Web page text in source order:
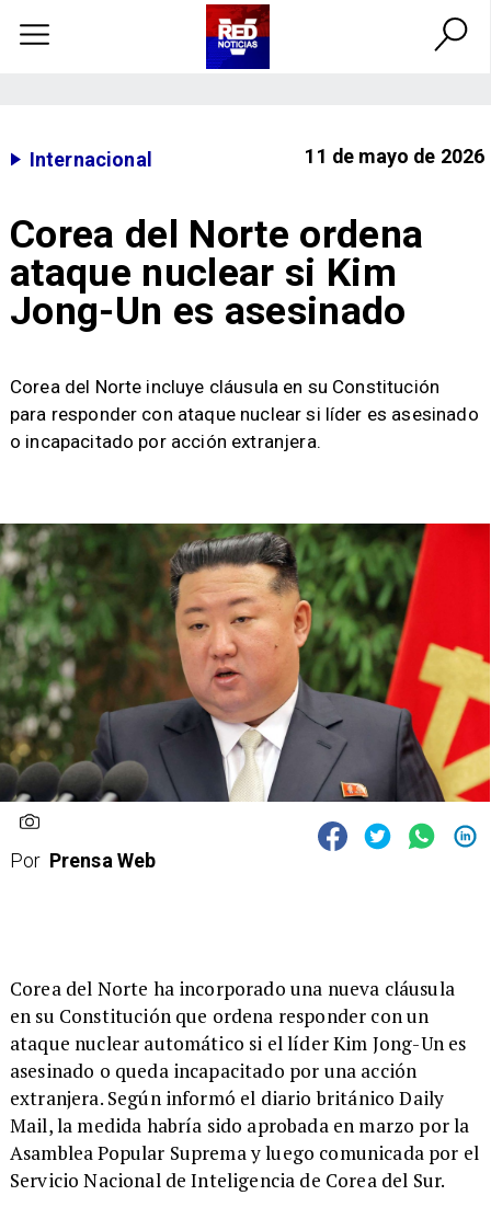
Internacional 11 de mayo de 2026
Corea del Norte ordena
ataque nuclear si Kim
Jong-Un es asesinado
Corea del Norte incluye cláusula en su Constitución
para responder con ataque nuclear si líder es asesinado
o incapacitado por acción extranjera.
Por Prensa Web
Corea del Norte ha incorporado una nueva cláusula
en su Constitución que ordena responder con un
ataque nuclear automático si el líder Kim Jong-Un es
asesinado o queda incapacitado por una acción
extranjera. Según informó el diario británico Daily
Mail, la medida habría sido aprobada en marzo por la
Asamblea Popular Suprema y luego comunicada por el
Servicio Nacional de Inteligencia de Corea del Sur.